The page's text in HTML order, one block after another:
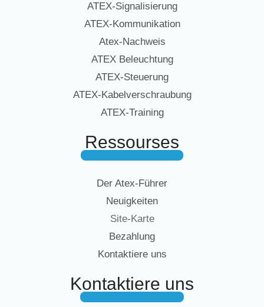
ATEX-Signalisierung
ATEX-Kommunikation
Atex-Nachweis
ATEX Beleuchtung
ATEX-Steuerung
ATEX-Kabelverschraubung
ATEX-Training
Ressourses
Der Atex-Führer
Neuigkeiten
Site-Karte
Bezahlung
Kontaktiere uns
Kontaktiere uns